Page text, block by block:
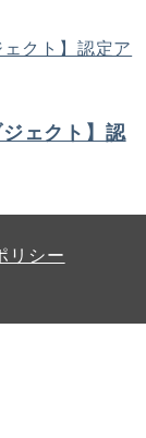
ェクト】認
リシー